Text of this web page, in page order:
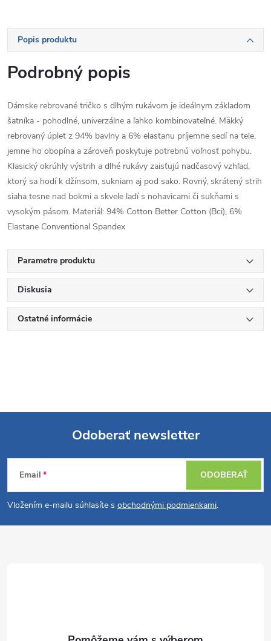
Popis produktu
Podrobný popis
Dámske rebrované tričko s dlhým rukávom je ideálnym základom
šatníka - pohodlné, univerzálne a ľahko kombinovateľné. Mäkký
rebrovaný úplet z 94% bavlny a 6% elastanu príjemne sedí na tele,
jemne ho obopína a zároveň poskytuje potrebnú voľnosť pohybu.
Klasický okrúhly výstrih a dlhé rukávy zaisťujú nadčasový vzhľad,
ktorý sa hodí k džínsom, sukniam aj pod sako. Rovný, skrátený strih
siaha tesne nad bokmi a skvele ladí s nohavicami či sukňami s
vysokým pásom. Materiál: 94% Cotton Better Cotton (Bci), 6%
Elastane Conventional Spandex
Parametre produktu
Diskusia
Ostatné informácie
Z
á
p
Odoberať newsletter
Email
Vložením e-mailu súhlasíte s obchodnými podmienkami.
ODOBERAŤ